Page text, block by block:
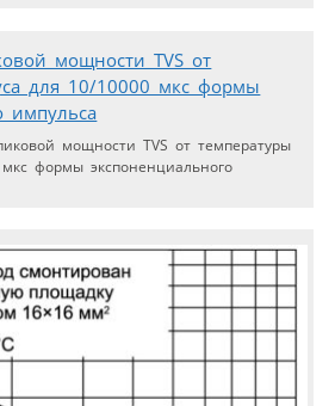
мощности TVS от температуры
формы экспоненциального